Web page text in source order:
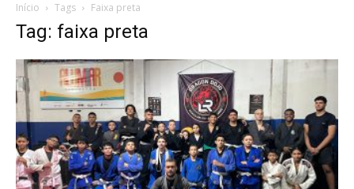
Início Tags Faixa preta
Tag: faixa preta